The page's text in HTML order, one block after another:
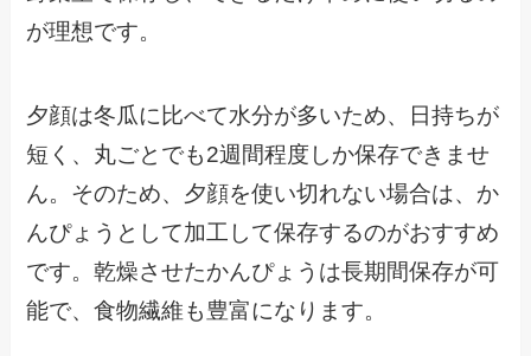
が理想です。
夕顔は冬瓜に比べて水分が多いため、日持ちが
短く、丸ごとでも2週間程度しか保存できませ
ん。そのため、夕顔を使い切れない場合は、か
んぴょうとして加工して保存するのがおすすめ
です。乾燥させたかんぴょうは長期間保存が可
能で、食物繊維も豊富になります。